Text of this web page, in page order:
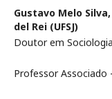
Gustavo Melo Silva,
del Rei (UFSJ)
Doutor em
Professor Associado -